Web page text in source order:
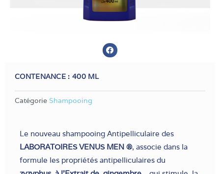
CONTENANCE : 400 ML
Catégorie Shampooing
Le nouveau shampooing Antipelliculaire des
LABORATOIRES VENUS MEN ®, associe dans la
formule les propriétés antipelliculaires du